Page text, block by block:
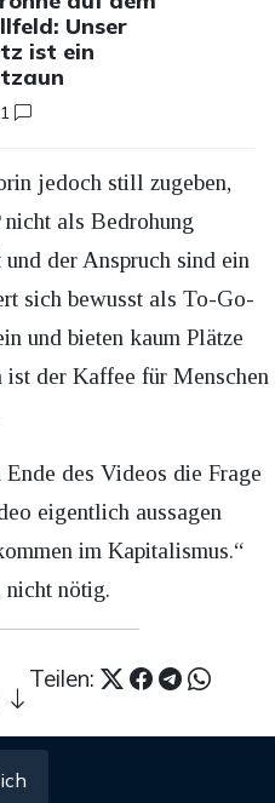
Unser
ist ein
jedoch still zugeben,
nicht als Bedrohung
der Anspruch sind ein
sich bewusst als To-Go-
und bieten kaum Plätze
ist der Kaffee für Menschen
des Videos die Frage
eigentlich aussagen
im Kapitalismus.“
nicht nötig.
Teilen: